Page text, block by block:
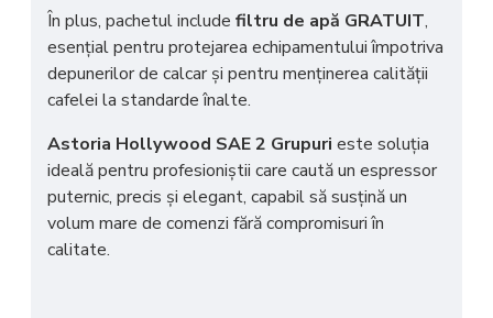
În plus, pachetul include filtru de apă GRATUIT,
esențial pentru protejarea echipamentului împotriva
depunerilor de calcar și pentru menținerea calității
cafelei la standarde înalte.
Astoria Hollywood SAE 2 Grupuri este soluția
ideală pentru profesioniștii care caută un espressor
puternic, precis și elegant, capabil să susțină un
volum mare de comenzi fără compromisuri în
calitate.